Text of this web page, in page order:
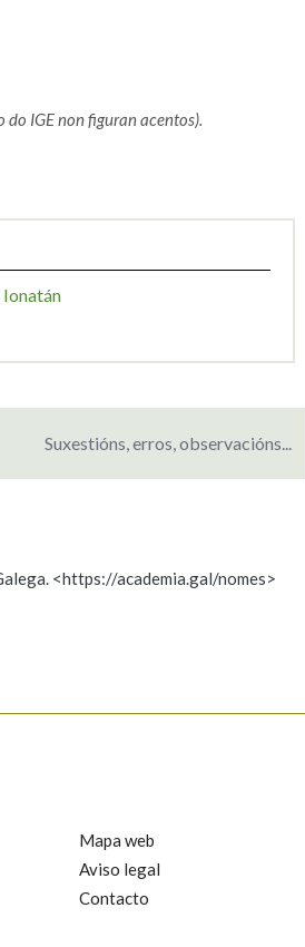
do IGE non figuran acentos).
Ionatán
Suxestións, erros, observacións...
<https://academia.gal/nomes>
Mapa web
Aviso legal
Contacto